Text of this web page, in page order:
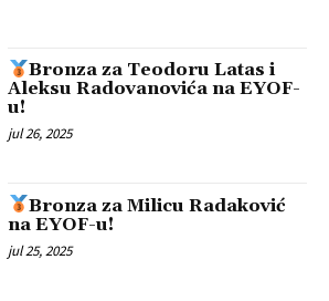
Bronza za Teodoru Latas i
Aleksu Radovanovića na EYOF-
u!
jul 26, 2025
Bronza za Milicu Radaković
na EYOF-u!
jul 25, 2025